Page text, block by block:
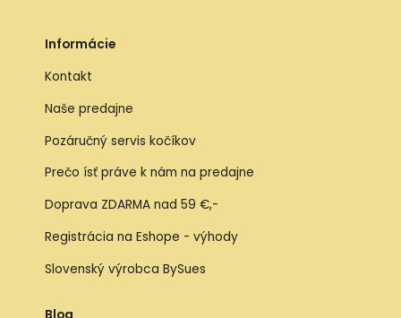
Informácie
Kontakt
Naše predajne
Pozáručný servis kočíkov
Prečo ísť práve k nám na predajne
Doprava ZDARMA nad 59 €,-
Registrácia na Eshope - výhody
Slovenský výrobca BySues